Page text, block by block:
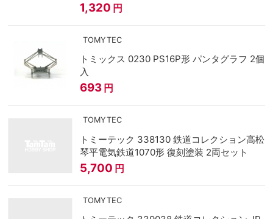
1,320 円
TOMYTEC
トミックス 0230 PS16P形 パンタグラフ 2個
入
693 円
TOMYTEC
トミーテック 338130 鉄道コレクション高松
琴平電気鉄道1070形 復刻塗装 2両セット
5,700 円
TOMYTEC